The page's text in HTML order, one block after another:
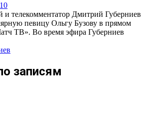
0
телекомментатор Дмитрий Губерниев
певицу Ольгу Бузову в прямом
ТВ». Во время эфира Губерниев
записям